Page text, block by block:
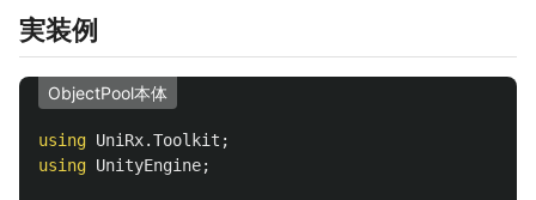
実装例
ObjectPool本体
using UniRx.Toolkit ;
using UnityEngine;